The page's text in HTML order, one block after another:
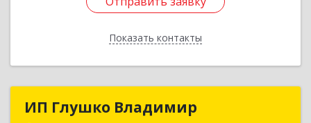
Показать контакты
Назад
ИП Глушко ВладимирИП Глушко Владимир